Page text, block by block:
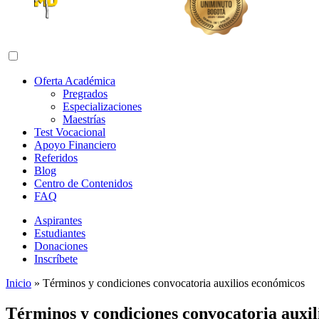
Abrir menú de navegación
Oferta Académica
Pregrados
Especializaciones
Maestrías
Test Vocacional
Apoyo Financiero
Referidos
Blog
Centro de Contenidos
FAQ
Aspirantes
Estudiantes
Donaciones
Inscríbete
Inicio » Términos y condiciones convocatoria auxilios económicos
Términos y condiciones convocatoria